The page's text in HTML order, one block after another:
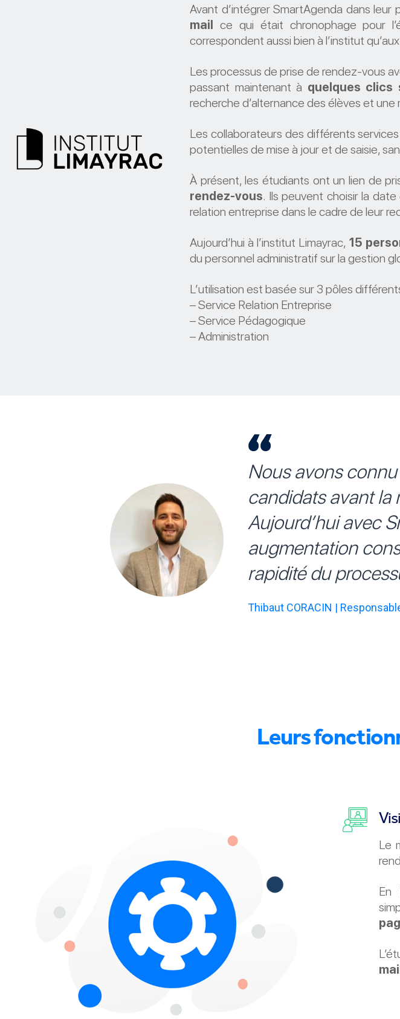
Avant d’intégrer SmartAgenda dans
mail ce qui était chronophage pour
correspondent aussi bien à l’institut
Les processus de prise de rendez-vous
passant maintenant à quelques clics
recherche d’alternance des élèves et une
Les collaborateurs des différents
potentielles de mise à jour et de saisie,
À présent, les étudiants ont un lien de
rendez-vous. Ils peuvent choisir la
relation entreprise dans le cadre de leur
Aujourd’hui à l’institut Limayrac, 15
du personnel administratif sur la gestion
L’utilisation est basée sur 3 pôles
– Service Relation Entreprise
– Service Pédagogique
– Administration
Nous avons
candidats avant la
Aujourd’hui avec
augmentation
rapidité du
Thibaut CORACIN |
Leurs
Le
En